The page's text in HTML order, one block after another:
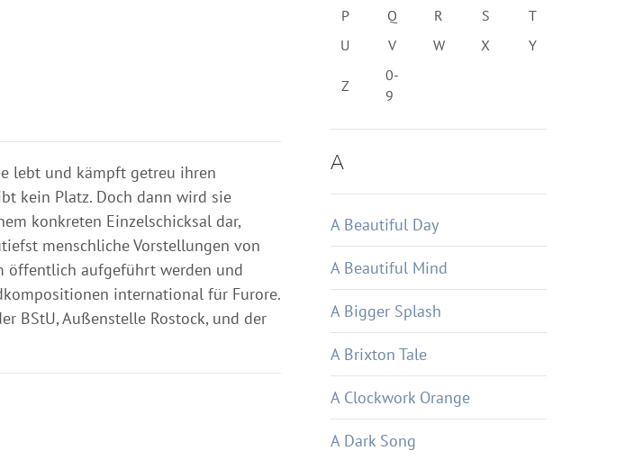
lebt und kämpft getreu ihren
kein Platz. Doch dann wird sie
konkreten Einzelschicksal dar,
menschliche Vorstellungen von
öffentlich aufgeführt werden und
international für Furore.
BStU, Außenstelle Rostock, und der
P
Q R S
T
U
V W X Y
Z
0-
9
A
A Beautiful Day
A Beautiful Mind
A Bigger Splash
A Brixton Tale
A Clockwork Orange
A Dark Song